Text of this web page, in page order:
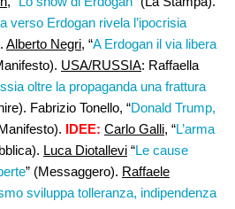
verso Erdogan rivela l’ipocrisia
Alberto Negri, “A Erdogan il via libera
USA/RUSSIA: Raffaella
oltre la propaganda una frattura
Fabrizio Tonello, “Donald Trump,
IDEE: Carlo Galli, “L’arma
Luca Diotallevi “Le cause
” (Messaggero). Raffaele
sviluppa tolleranza, indipendenza